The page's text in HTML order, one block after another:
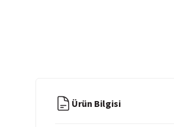
Ürün Bilgisi